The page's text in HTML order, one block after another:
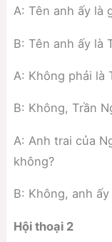
A: Tên anh ấy là
B: Tên anh ấy là
A: Không phải là
B: Không, Trần
A: Anh trai của
không?
B: Không, anh
Hội thoại 2